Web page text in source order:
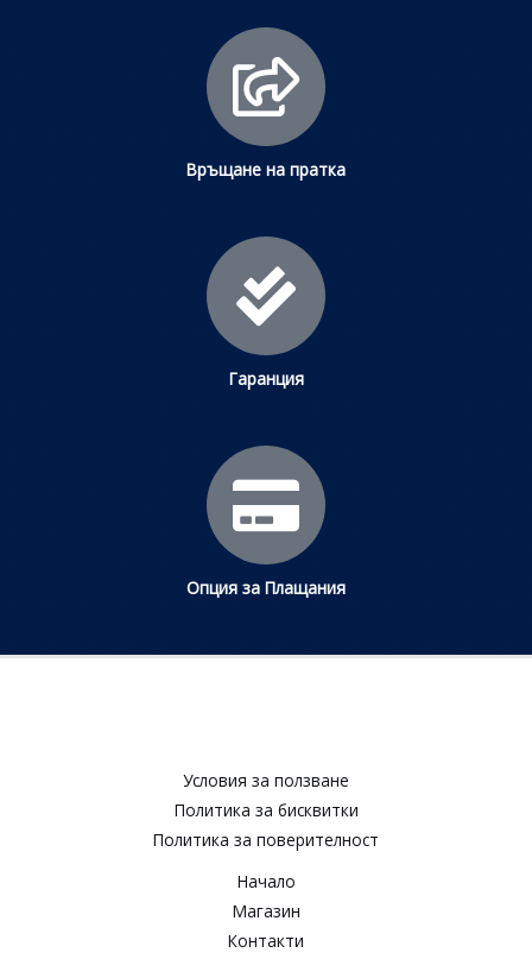
Връщане на пратка
Гаранция
Опция за Плащания
Условия за ползване​
Политика за бисквитки​
Политика за поверителност​
Начало
Магазин
Контакти